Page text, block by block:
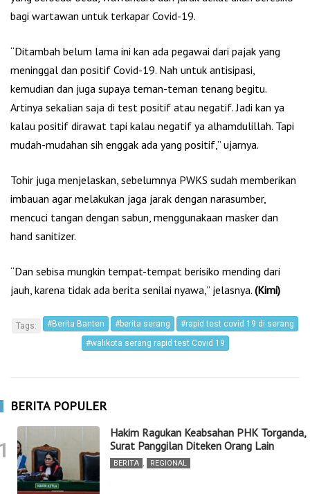
bagi wartawan untuk terkapar Covid-19.
“Ditambah belum lama ini kan ada pegawai dari pajak yang
meninggal dan positif Covid-19. Nah untuk antisipasi,
kemudian dan juga supaya teman-teman tenang begitu.
Artinya sekalian saja di test positif atau negatif. Jadi kan ya
kalau positif dirawat tapi kalau negatif ya alhamdulillah. Tapi
mudah-mudahan sih enggak ada yang positif,” ujarnya.
Tohir juga menjelaskan, sebelumnya PWKS sudah memberikan
imbauan agar melakukan jaga jarak dengan narasumber,
mencuci tangan dengan sabun, menggunakaan masker dan
hand sanitizer.
“Dan sebisa mungkin tempat-tempat berisiko mending dari
jauh, karena tidak ada berita senilai nyawa,” jelasnya. (Kimi)
Tags: #Berita Banten #berita serang
#rapid test covid 19 di serang
#walikota serang rapid test Covid 19
BERITA POPULER
Hakim Ragukan Keabsahan PHK Torganda,
Surat Panggilan Diteken Orang Lain
BERITA , REGIONAL